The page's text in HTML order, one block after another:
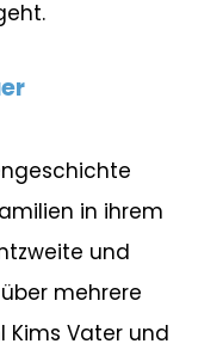
in ihrem
und
mehrere
Kims Vater und